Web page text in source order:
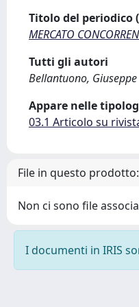
Titolo del periodico
MERCATO
Tutti gli autori
Bellantuono, Giuseppe
Appare nelle
03.1 Articolo su
File in questo prodotto:
Non ci sono file
I documenti in IRIS